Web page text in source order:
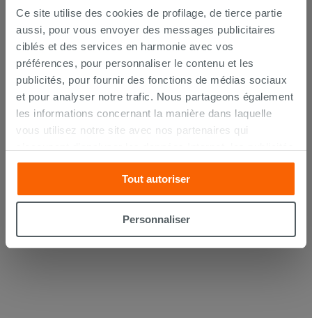
Ce site utilise des cookies de profilage, de tierce partie
aussi, pour vous envoyer des messages publicitaires
ciblés et des services en harmonie avec vos
préférences, pour personnaliser le contenu et les
publicités, pour fournir des fonctions de médias sociaux
et pour analyser notre trafic. Nous partageons également
les informations concernant la manière dans laquelle
vous utilisez notre site avec nos partenaires qui
et les réseaux sociaux. Lesdits partenaires pourraient
combiner ces informations avec d’autres que vous leur
avez fournies ou qu’ils ont recueillies à partir de votre
utilisation sur leurs services. Si vous souhaitez en savoir
cookies, ou à quelques-uns seulement,cliquez iciou
Tout autoriser
Personnaliser
Siphon sous lavabo gain de place en
polypropylène blanc
12,90 €